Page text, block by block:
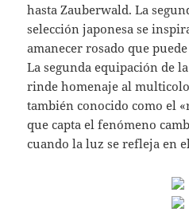
hasta Zauberwald. La
selección japonesa se
amanecer rosado que
La segunda equipación de
rinde homenaje al
también conocido como el
que capta el fenómeno
cuando la luz se refleja en